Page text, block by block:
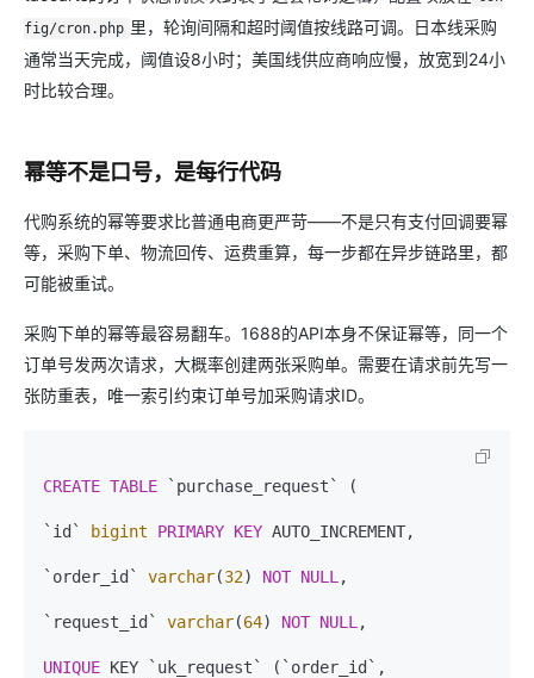
fig/cron.php 里，轮询间隔和超时阈值按线路可调。日本线采购
通常当天完成，阈值设8小时；美国线供应商响应慢，放宽到24小
时比较合理。
幂等不是口号，是每行代码
代购系统的幂等要求比普通电商更严苛——不是只有支付回调要幂
等，采购下单、物流回传、运费重算，每一步都在异步链路里，都
可能被重试。
采购下单的幂等最容易翻车。1688的API本身不保证幂等，同一个
订单号发两次请求，大概率创建两张采购单。需要在请求前先写一
张防重表，唯一索引约束订单号加采购请求ID。
CREATE TABLE `purchase_request` (
`id` bigint PRIMARY KEY AUTO_INCREMENT,
`order_id` varchar(32) NOT NULL ,
`request_id` varchar(64) NOT NULL ,
UNIQUE KEY `uk_request` (`order_id`,